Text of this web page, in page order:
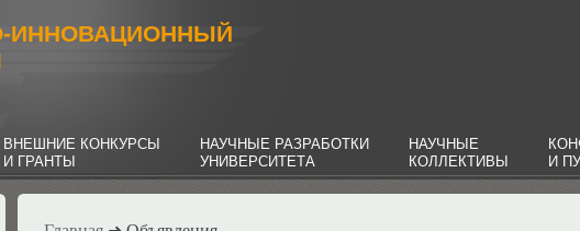
ИННОВАЦИОННЫЙ
ВНЕШНИЕ КОНКУРСЫ
И ГРАНТЫ
НАУЧНЫЕ РАЗРАБОТКИ
УНИВЕРСИТЕТА
НАУЧНЫЕ
КОЛЛЕКТИВЫ
И